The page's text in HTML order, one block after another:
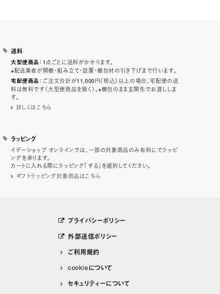
送料
大型便商品 ：1点ごとに送料がかかります。
※配送業者が開梱・組み立て・設置・梱包材の引き下げまで行います。
宅配便商品 ：ご注文合計が11,000円（税込）以上の場合、宅配便の送
料は無料です（大型便商品を除く）。※梱包のまま玄関先でお渡ししま
す。
詳しくはこちら
ラッピング
イデーショップ オンラインでは、一部の対象商品のみ有料にてラッピ
ングを承ります。
カートに入れる際にラッピング「する」を選択してください。
ギフトラッピング対象商品はこちら
プライバシーポリシー
外部送信ポリシー
ご利用規約
cookieについて
セキュリティーについて